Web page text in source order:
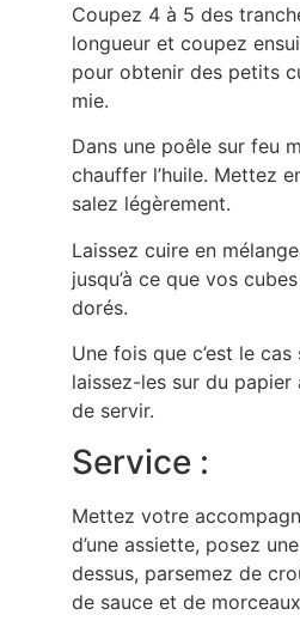
Coupez 4 à 5 des
longueur et coupez
pour obtenir des petits
mie.
Dans une poêle sur feu
chauffer l’huile. Mettez
salez légèrement.
Laissez cuire en
jusqu’à ce que vos
dorés.
Une fois que c’est le
laissez-les sur du
de servir.
Service :
Mettez votre
d’une assiette, posez
dessus, parsemez de
de sauce et de